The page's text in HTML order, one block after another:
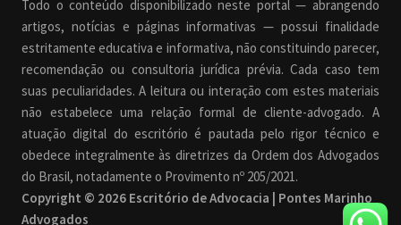
Todo o conteúdo disponibilizado neste portal — abrangendo
artigos, notícias e páginas informativas — possui finalidade
estritamente educativa e informativa, não constituindo parecer,
recomendação ou consultoria jurídica prévia. Cada caso tem
suas peculiaridades. A leitura ou interação com estes materiais
não estabelece uma relação formal de cliente-advogado. A
atuação digital do escritório é pautada pelo rigor técnico e
obedece integralmente às diretrizes da Ordem dos Advogados
do Brasil, notadamente o Provimento nº 205/2021.
Copyright © 2026 Escritório de Advocacia | Pontes Marinho
Advogados